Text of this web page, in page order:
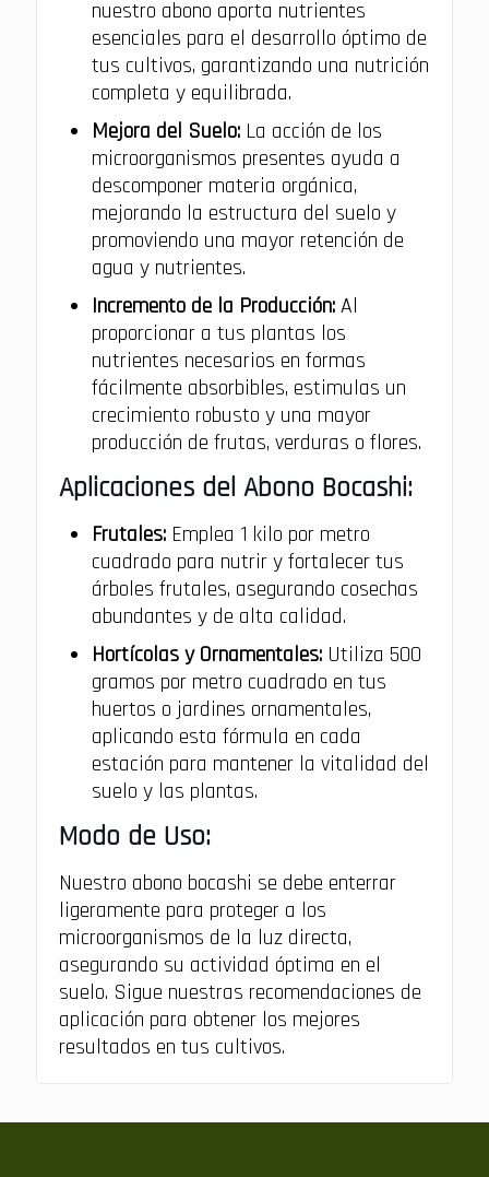
nuestro abono aporta nutrientes
esenciales para el desarrollo óptimo de
tus cultivos, garantizando una nutrición
completa y equilibrada.
Mejora del Suelo: La acción de los
microorganismos presentes ayuda a
descomponer materia orgánica,
mejorando la estructura del suelo y
promoviendo una mayor retención de
agua y nutrientes.
Incremento de la Producción:Al
proporcionar a tus plantas los
nutrientes necesarios en formas
fácilmente absorbibles, estimulas un
crecimiento robusto y una mayor
producción de frutas, verduras o flores.
Aplicaciones del Abono Bocashi:
Frutales: Emplea 1 kilo por metro
cuadrado para nutrir y fortalecer tus
árboles frutales, asegurando cosechas
abundantes y de alta calidad.
Hortícolas y Ornamentales: Utiliza 500
gramos por metro cuadrado en tus
huertos o jardines ornamentales,
aplicando esta fórmula en cada
estación para mantener la vitalidad del
suelo y las plantas.
Modo de Uso:
Nuestro abono bocashi se debe enterrar
ligeramente para proteger a los
microorganismos de la luz directa,
asegurando su actividad óptima en el
suelo. Sigue nuestras recomendaciones de
aplicación para obtener los mejores
resultados en tus cultivos.